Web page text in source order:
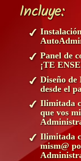
Incluye:
Panel de
¡TE
Diseño
desde el
Ilimitada
que vos
Ilimitada
mism@